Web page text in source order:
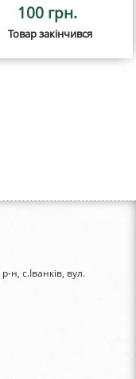
100 грн.
Товар закінчився
н, с.Іванків, вул.